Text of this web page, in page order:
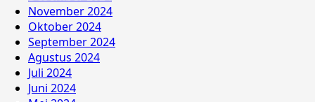
November 2024
Oktober 2024
September 2024
Agustus 2024
Juli 2024
Juni 2024